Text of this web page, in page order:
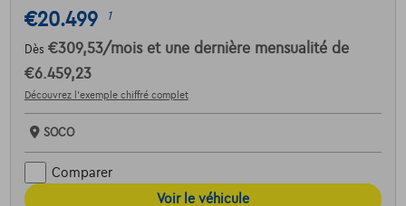
€20.499 1
Dès €309,53/mois et une dernière mensualité de
€6.459,23
Découvrez l’exemple chiffré complet
SOCO
Comparer
Voir le véhicule